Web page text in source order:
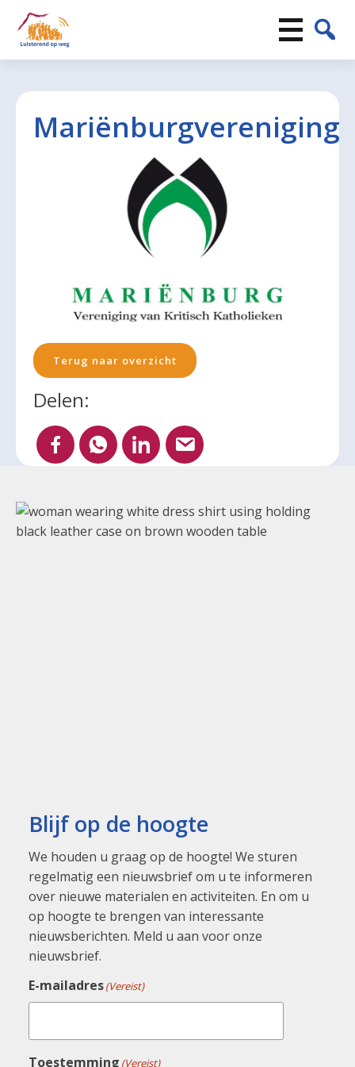
Mariënburgvereniging
Terug naar overzicht
Delen:
Blijf op de hoogte
We houden u graag op de hoogte! We sturen
regelmatig een nieuwsbrief om u te informeren
over nieuwe materialen en activiteiten. En om u
op hoogte te brengen van interessante
nieuwsberichten. Meld u aan voor onze
nieuwsbrief.
E-mailadres(Vereist)
Toestemming (Vereist)